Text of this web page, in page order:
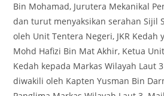
Bin Mohamad, Jurutera Mekanikal
dan turut menyaksikan serahan Sijil
oleh Unit Tentera Negeri, JKR Kedah
Mohd Hafizi Bin Mat Akhir, Ketua
Kedah kepada Markas Wilayah Laut
diwakili oleh Kapten Yusman Bin